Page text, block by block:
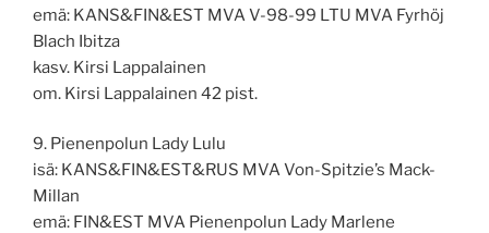
emä: KANS&FIN&EST MVA V-98-99 LTU MVA Fyrhöj
Blach Ibitza
kasv. Kirsi Lappalainen
om. Kirsi Lappalainen 42 pist.
9. Pienenpolun Lady Lulu
isä: KANS&FIN&EST&RUS MVA Von-Spitzie’s Mack-
Millan
emä: FIN&EST MVA Pienenpolun Lady Marlene